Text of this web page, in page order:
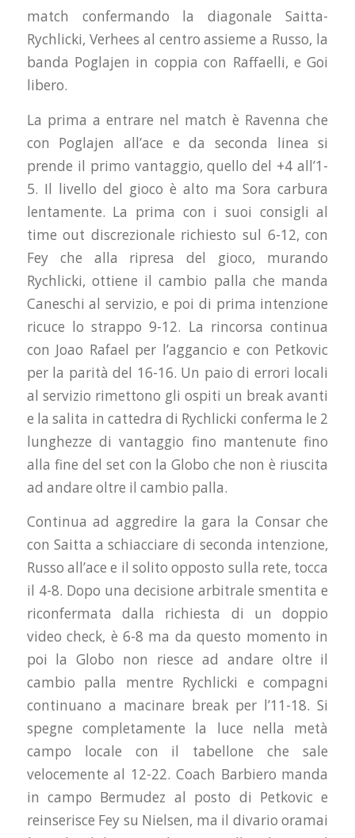
match confermando la diagonale Saitta-
Rychlicki, Verhees al centro assieme a Russo, la
banda Poglajen in coppia con Raffaelli, e Goi
libero.
La prima a entrare nel match è Ravenna che
con Poglajen all’ace e da seconda linea si
prende il primo vantaggio, quello del +4 all’1-
5. Il livello del gioco è alto ma Sora carbura
lentamente. La prima con i suoi consigli al
time out discrezionale richiesto sul 6-12, con
Fey che alla ripresa del gioco, murando
Rychlicki, ottiene il cambio palla che manda
Caneschi al servizio, e poi di prima intenzione
ricuce lo strappo 9-12. La rincorsa continua
con Joao Rafael per l’aggancio e con Petkovic
per la parità del 16-16. Un paio di errori locali
al servizio rimettono gli ospiti un break avanti
e la salita in cattedra di Rychlicki conferma le 2
lunghezze di vantaggio fino mantenute fino
alla fine del set con la Globo che non è riuscita
ad andare oltre il cambio palla.
Continua ad aggredire la gara la Consar che
con Saitta a schiacciare di seconda intenzione,
Russo all’ace e il solito opposto sulla rete, tocca
il 4-8. Dopo una decisione arbitrale smentita e
riconfermata dalla richiesta di un doppio
video check, è 6-8 ma da questo momento in
poi la Globo non riesce ad andare oltre il
cambio palla mentre Rychlicki e compagni
continuano a macinare break per l’11-18. Si
spegne completamente la luce nella metà
campo locale con il tabellone che sale
velocemente al 12-22. Coach Barbiero manda
in campo Bermudez al posto di Petkovic e
reinserisce Fey su Nielsen, ma il divario oramai